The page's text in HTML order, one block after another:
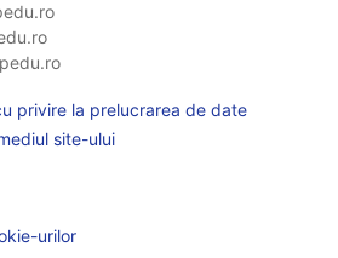
privire la prelucrarea de date
site-ului
urilor